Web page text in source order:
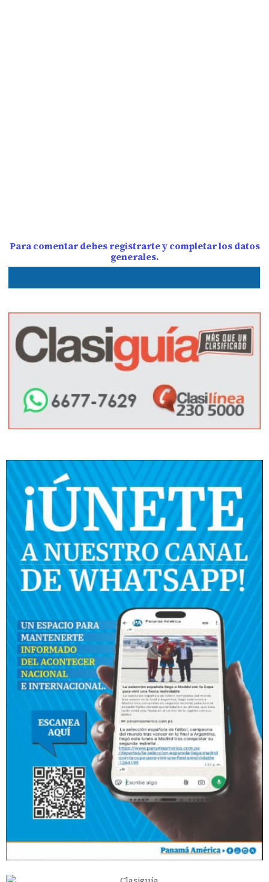
Para comentar debes registrarte y completar los datos
generales.